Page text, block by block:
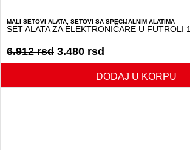
MALI SETOVI ALATA SETOVI SA SPECIJALNIM ALATIMA
SET ALATA ZA ELEKTRONIČARE U FUTROLI
6.912rsd 3.480 rsd
DODAJ U KORPU